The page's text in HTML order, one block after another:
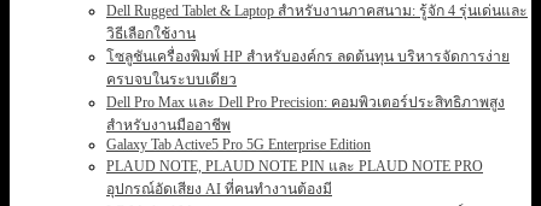
Dell Rugged Tablet & Laptop สำหรับงานภาคสนาม: รู้จัก 4 รุ่นเด่นและ
วิธีเลือกใช้งาน
โซลูชันเครื่องพิมพ์ HP สำหรับองค์กร ลดต้นทุน บริหารจัดการง่าย
ครบจบในระบบเดียว
Dell Pro Max และ Dell Pro Precision: คอมพิวเตอร์ประสิทธิภาพสูง
สำหรับงานมืออาชีพ
Galaxy Tab Active5 Pro 5G Enterprise Edition
PLAUD NOTE, PLAUD NOTE PIN และ PLAUD NOTE PRO
อุปกรณ์อัดเสียง AI ที่คนทำงานต้องมี